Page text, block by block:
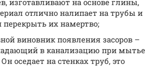
отлично налипает на трубы и
перекрыть их намертво;
виновник появления засоров –
в канализацию при мытье
оседает на стенках труб, это